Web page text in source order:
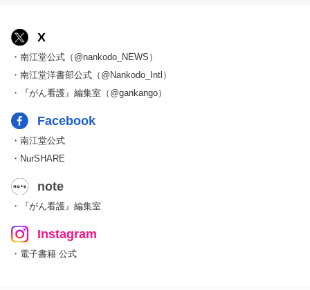
X
・南江堂公式（@nankodo_NEWS）
・南江堂洋書部公式（@Nankodo_Intl）
・『がん看護』編集室（@gankango）
Facebook
・南江堂公式
・NurSHARE
note
・『がん看護』編集室
Instagram
・電子書籍 公式